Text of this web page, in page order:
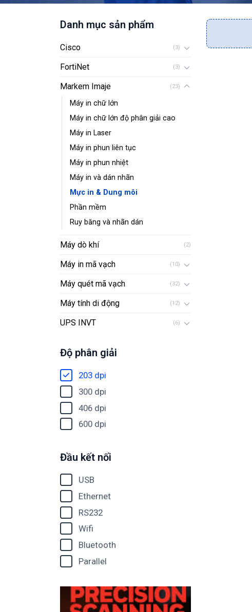
Danh mục sản phẩm
Cisco (3)
FortiNet (3)
Markem Imaje (23)
Máy in chữ lớn
Máy in chữ lớn độ phân giải cao
Máy in Laser
Máy in phun liên tục
Máy in phun nhiệt
Máy in và dán nhãn
Mực in & Dung môi
Phần mềm
Ruy băng và nhãn dán
Máy dò khí (2)
Máy in mã vạch (10)
Máy quét mã vạch (32)
Máy tính di động (12)
UPS INVT (6)
Độ phân giải
203 dpi
300 dpi
406 dpi
600 dpi
Đầu kết nối
USB
Ethernet
RS232
Wifi
Bluetooth
Parallel